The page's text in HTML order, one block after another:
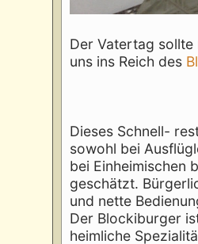
Der Vatertag sollte
uns ins Reich des
Dieses Schnell-
sowohl bei
bei Einheimischen
geschätzt.
und nette
Der Blockiburger
heimliche